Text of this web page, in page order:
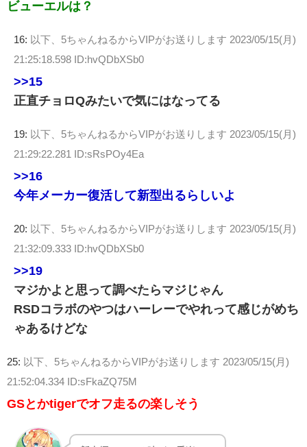
ビューエルは？
16: 以下、5ちゃんねるからVIPがお送りします 2023/05/15(月)
21:25:18.598 ID:hvQDbXSb0
>>15
正直チョロQみたいで気にはなってる
19: 以下、5ちゃんねるからVIPがお送りします 2023/05/15(月)
21:29:22.281 ID:sRsPOy4Ea
>>16
今年メーカー復活して新型出るらしいよ
20: 以下、5ちゃんねるからVIPがお送りします 2023/05/15(月)
21:32:09.333 ID:hvQDbXSb0
>>19
マジかよと思って調べたらマジじゃん
RSDコラボのやつはハーレーでやれって感じがめち
ゃあるけどな
25: 以下、5ちゃんねるからVIPがお送りします 2023/05/15(月)
21:52:04.334 ID:sFkaZQ75M
GSとかtigerでオフ走るの楽しそう